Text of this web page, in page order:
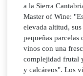
a la Sierra
Master of Wine:
elevada altitud,
pequeñas parcelas
vinos con una
complejidad frutal
y calcáreos". Los